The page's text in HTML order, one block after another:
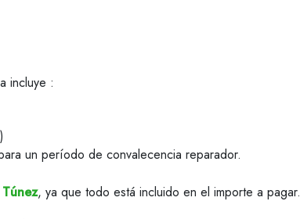
incluye :
un período de convalecencia reparador.
, ya que todo está incluido en el importe a pagar.